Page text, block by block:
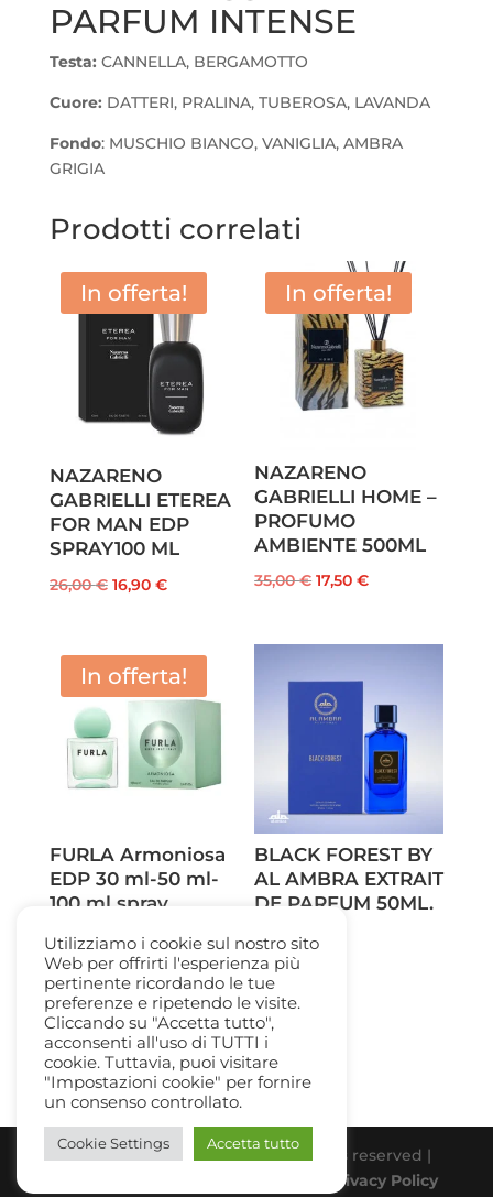
PARFUM INTENSE
Testa: CANNELLA, BERGAMOTTO
Cuore: DATTERI, PRALINA, TUBEROSA, LAVANDA
Fondo: MUSCHIO BIANCO, VANIGLIA, AMBRA
GRIGIA
Prodotti correlati
In offerta!
NAZARENO
GABRIELLI ETEREA
FOR MAN EDP
SPRAY100 ML
26,00€ Il
era:
26,00 €.
16,90 €Il
è:
16,90 €.
In offerta!
NAZARENO
GABRIELLI HOME –
PROFUMO
AMBIENTE 500ML
35,00€ Il
35,00 €.
17,50€Il
In offerta!
FURLA Armoniosa
EDP 30 ml-50 ml-
100 ml spray
37,00€ - 64,50€Fascia
di
prezzo:
da
37,00 €
a
64,50 €
BLACK FOREST BY
AL AMBRA EXTRAIT
DE PARFUM 50ML.
72,00
Beauty Gallery Parfum Srl | All rights reserved |
Privacy Policy
Utilizziamo i cookie sul nostro sito
Web per offrirti l'esperienza più
pertinente ricordando le tue
preferenze e ripetendo le visite.
Cliccando su "Accetta tutto",
acconsenti all'uso di TUTTI i
cookie. Tuttavia, puoi visitare
"Impostazioni cookie" per fornire
un consenso controllato.
Cookie Settings Accetta tutto